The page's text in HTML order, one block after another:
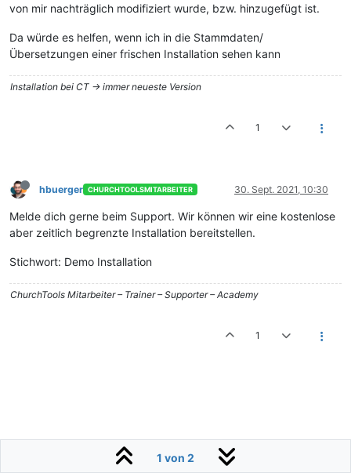
von mir nachträglich modifiziert wurde, bzw. hinzugefügt ist.
Da würde es helfen, wenn ich in die Stammdaten/
Übersetzungen einer frischen Installation sehen kann
Installation bei CT -> immer neueste Version
1
hbuerger CHURCHTOOLSMITARBEITER 30. Sept. 2021, 10:30
Melde dich gerne beim Support. Wir können wir eine kostenlose
aber zeitlich begrenzte Installation bereitstellen.
Stichwort: Demo Installation
ChurchTools Mitarbeiter – Trainer – Supporter – Academy
1
1 von 2